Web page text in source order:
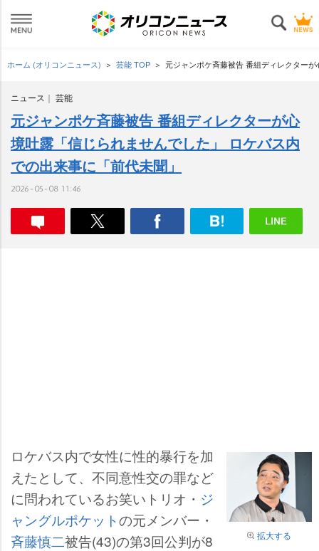
ホーム (オリコンニュース) 芸能 TOP 元ジャンポケ斉藤被告 番組ディレクター
ニュース 芸能
元ジャンポケ斉藤被告 番組ディレクターが心
境吐露「信じられませんでした」 ロケバス内
での出来事に「前代未聞」
2026-05-08 11:46
拡大する
ロケバス内で女性に性的暴行を加
えたとして、不同意性交の罪など
に問われているお笑いトリオ・ ジ
ャングルポケットの元メンバー・
斉藤慎二被告(43)の第3回公判が8